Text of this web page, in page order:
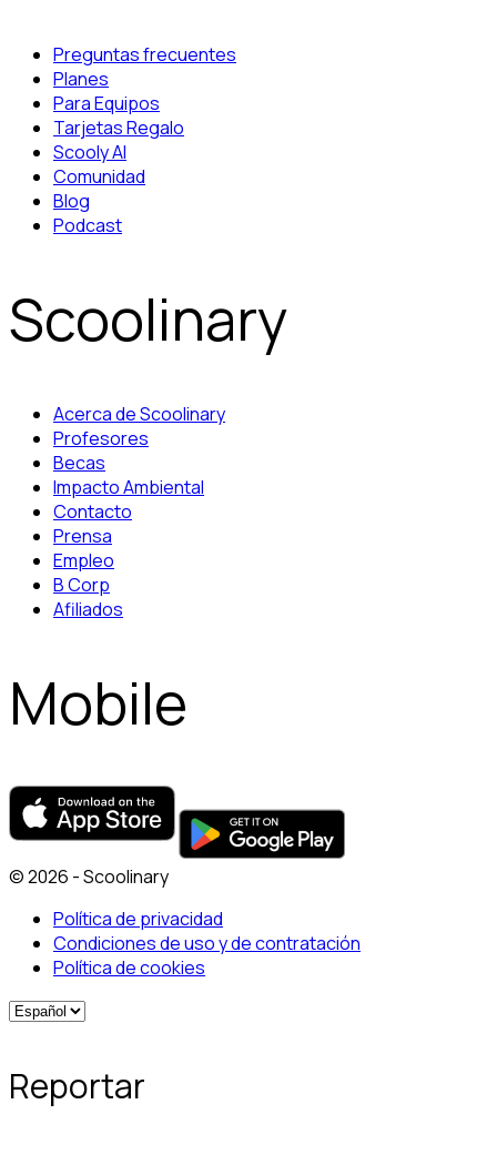
Preguntas frecuentes
Planes
Para Equipos
Tarjetas Regalo
Scooly AI
Comunidad
Blog
Podcast
Scoolinary
Acerca de Scoolinary
Profesores
Becas
Impacto Ambiental
Contacto
Prensa
Empleo
B Corp
Afiliados
Mobile
© 2026 - Scoolinary
Política de privacidad
Condiciones de uso y de contratación
Política de cookies
Reportar